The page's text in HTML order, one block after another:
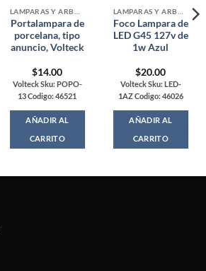
Portalampara de
porcelana, tipo
anuncio, Volteck
$14.00
Volteck Sku: POPO-
13 Codigo: 46521
AÑADIR AL
CARRITO
Foco Lampara de
LED G45 127v de
1w Azul
$20.00
Volteck Sku: LED-
1AZ Codigo: 46026
AÑADIR AL
CARRITO